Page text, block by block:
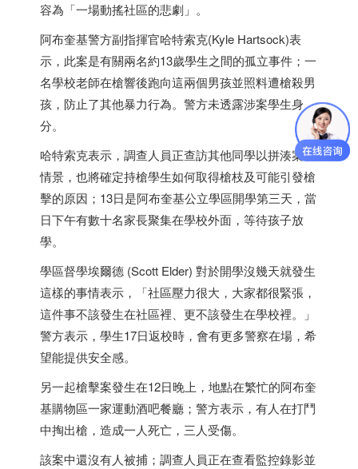
容為「一場動搖社區的悲劇」。
阿布奎基警方副指揮官哈特索克(Kyle Hartsock)表
示，此案是有關兩名約13歲學生之間的孤立事件；一
名學校老師在槍響後跑向這兩個男孩並照料遭槍殺男
孩，防止了其他暴力行為。警方未透露涉案學生身
分。
哈特索克表示，調查人員正查訪其他同學以拼湊案發
情景，也將確定持槍學生如何取得槍枝及可能引發槍
擊的原因；13日是阿布奎基公立學區開學第三天，當
日下午有數十名家長聚集在學校外面，等待孩子放
學。
學區督學埃爾德 (Scott Elder) 對於開學沒幾天就發生
這樣的事情表示，「社區壓力很大，大家都很緊張，
這件事不該發生在社區裡、更不該發生在學校裡。」
警方表示，學生17日返校時，會有更多警察在場，希
望能提供安全感。
另一起槍擊案發生在12日晚上，地點在繁忙的阿布奎
基購物區一家運動酒吧餐廳；警方表示，有人在打鬥
中掏出槍，造成一人死亡，三人受傷。
該案中還沒有人被捕；調查人員正在查看監控錄影並